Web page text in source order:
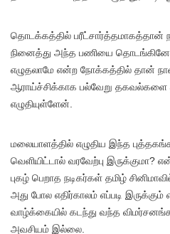
தொடக்கத்தில் பரீட்சார்த்தமாகத்தான்
நினைத்து அந்த பணியை
எழுதலாமே என்ற நோக்கத்தில் தான்
ஆராய்ச்சிக்காக பல்வேறு தகவல்களை
எழுதியுள்ளேன்.
மலையாளத்தில் எழுதிய இந்த
வெளியிட்டால் வரவேற்பு
புகழ் பெறாத நடிகர்கள் தமிழ்
அது போல எதிர்காலம் எப்படி இருக்கும்
வாழ்க்கையில் கடந்து வந்த
அவசியம் இல்லை.